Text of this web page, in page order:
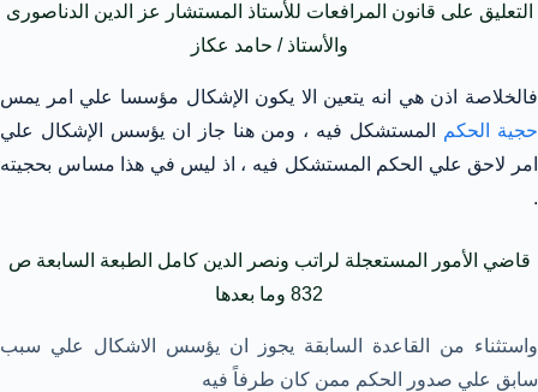
التعليق على قانون المرافعات للأستاذ المستشار عز الدين الدناصورى
والأستاذ / حامد عكاز
فالخلاصة اذن هي انه يتعين الا يكون الإشكال مؤسسا علي امر يمس
حجية الحكم
المستشكل فيه ، ومن هنا جاز ان يؤسس الإشكال علي
امر لاحق علي الحكم المستشكل فيه ، اذ ليس في هذا مساس بحجيته
.
قاضي الأمور المستعجلة لراتب ونصر الدين كامل الطبعة السابعة ص
832 وما بعدها
واستثناء من القاعدة السابقة يجوز ان يؤسس الاشكال علي سبب
سابق علي صدور الحكم ممن كان طرفاً فيه